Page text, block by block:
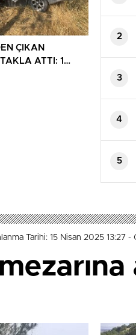
ÇIKAN
ATTI: 1
2
3
4
5
Tarihi: 15 Nisan 2025 13:27 -